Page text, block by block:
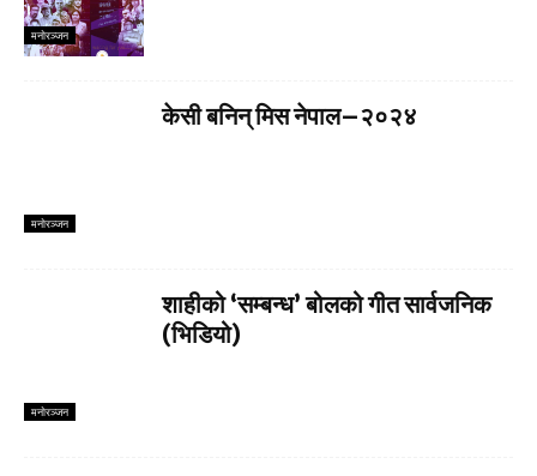
मनाेरञ्जन
मनाेरञ्जन
केसी बनिन् मिस नेपाल–२०२४
मनाेरञ्जन
शाहीको ‘सम्बन्ध’ बोलको गीत सार्वजनिक
(भिडियो)